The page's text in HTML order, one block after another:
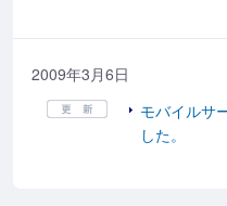
2009年3月6日
モバイルサ
した。